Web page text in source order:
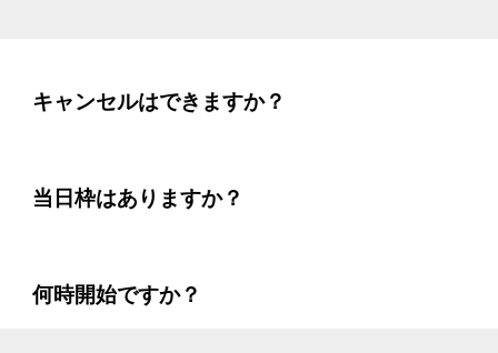
キャンセルはできますか？
当日枠はありますか？
何時開始ですか？